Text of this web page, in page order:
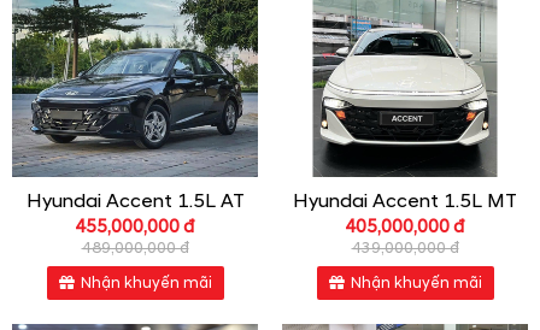
Hyundai Accent 1.5L AT
455,000,000 đ
489,000,000 đ
Nhận khuyến mãi
Hyundai Accent 1.5L MT
405,000,000 đ
439,000,000 đ
Nhận khuyến mãi